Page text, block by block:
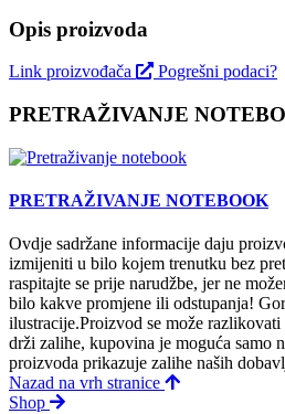
Opis proizvoda
Link proizvođača Pogrešni podaci?
PRETRAŽIVANJE
PRETRAŽIVANJE NOTEBOOK
Ovdje sadržane informacije daju
izmijeniti u bilo kojem trenutku bez
raspitajte se prije narudžbe, jer ne
bilo kakve promjene ili odstupanja!
ilustracije.Proizvod se može
drži zalihe, kupovina je moguća samo
proizvoda prikazuje zalihe naših
Nazad na vrh stranice
Shop